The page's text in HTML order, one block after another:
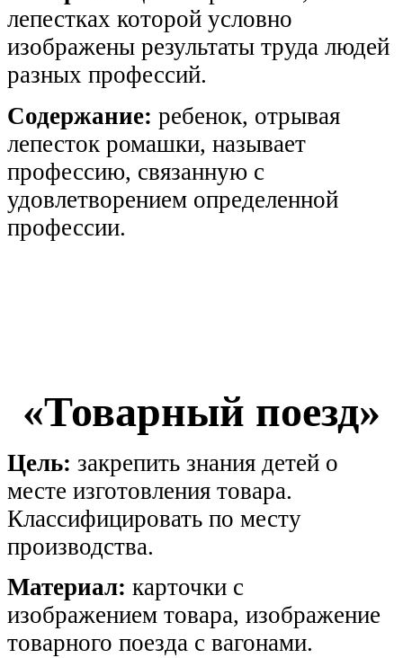
лепестках которой условно
изображены результаты труда людей
разных профессий.
Содержание: ребенок, отрывая
лепесток ромашки, называет
профессию, связанную с
удовлетворением определенной
профессии.
«Товарный поезд»
Цель: закрепить знания детей о
месте изготовления товара.
Классифицировать по месту
производства.
Материал: карточки с
изображением товара, изображение
товарного поезда с вагонами.